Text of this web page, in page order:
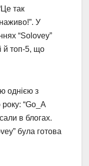
так
У
“Solovey”
й топ-5, що
однією з
“Go_A
в блогах.
була готова